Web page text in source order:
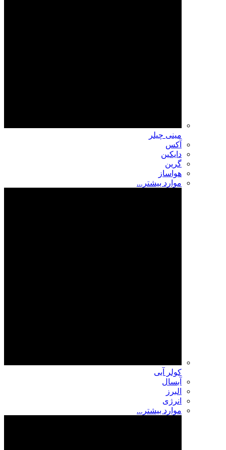
مینی چیلر
آکس
دایکین
گرین
هواساز
موارد بیشتر...
کولر آبی
آبسال
البرز
انرژی
موارد بیشتر...